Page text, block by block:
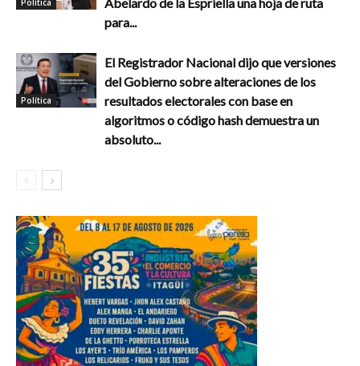
Política
para...
Política
El Registrador Nacional dijo que versiones
del Gobierno sobre alteraciones de los
resultados electorales con base en
algoritmos o código hash demuestra un
absoluto...